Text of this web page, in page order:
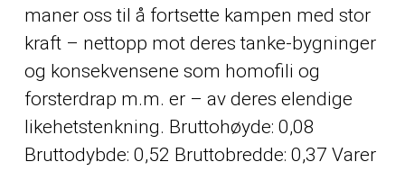
maner oss til å fortsette kampen med stor
kraft – nettopp mot deres tanke-bygninger
og konsekvensene som homofili og
forsterdrap m.m. er – av deres elendige
likehetstenkning. Bruttohøyde: 0,08
Bruttodybde: 0,52 Bruttobredde: 0,37 Varer